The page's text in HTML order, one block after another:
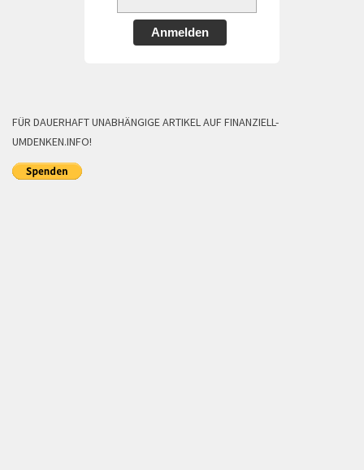
Anmelden
FÜR DAUERHAFT UNABHÄNGIGE ARTIKEL AUF FINANZIELL-
UMDENKEN.INFO!